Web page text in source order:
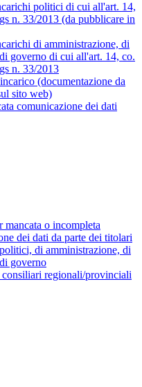
politici di cui all'art. 14,
n. 33/2013 (da pubblicare in
di amministrazione, di
governo di cui all'art. 14, co.
n. 33/2013
(documentazione da
sito web)
comunicazione dei dati
mancata o incompleta
dei dati da parte dei titolari
di amministrazione, di
governo
regionali/provinciali